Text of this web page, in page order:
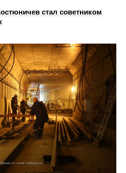
стал советником